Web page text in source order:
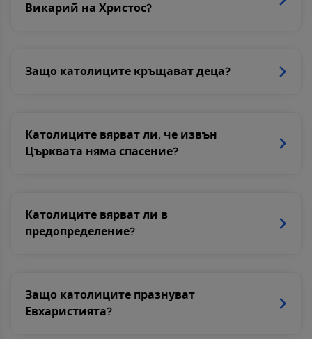
Викарий на Христос?
Защо католиците кръщават деца?
Католиците вярват ли, че извън
Църквата няма спасение?
Католиците вярват ли в
предопределение?
Защо католиците празнуват
Евхаристията?